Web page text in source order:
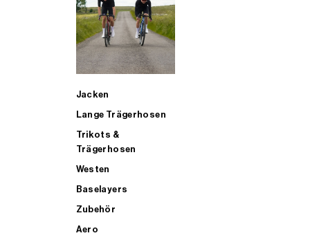
Jacken
Lange Trägerhosen
Trikots &
Trägerhosen
Westen
Baselayers
Zubehör
Aero
ALLE TRIATHLONARTIKEL FÜR MÄNNER KAUFEN